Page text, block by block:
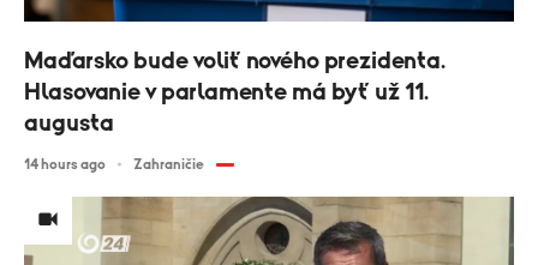
Maďarsko bude voliť nového prezidenta.
Hlasovanie v parlamente má byť už 11.
augusta
14 hours ago Zahraničie